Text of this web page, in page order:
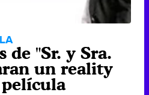
de "Sr. y Sra.
un reality
película